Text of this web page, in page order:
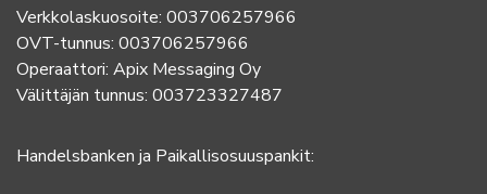
Verkkolaskuosoite: 003706257966
OVT-tunnus: 003706257966
Operaattori: Apix Messaging Oy
Välittäjän tunnus: 003723327487
Handelsbanken ja Paikallisosuuspankit: